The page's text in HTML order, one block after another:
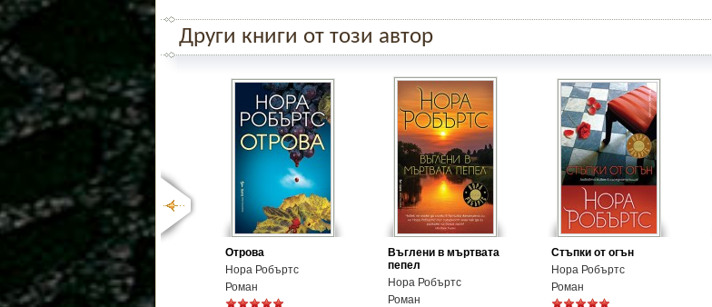
Други книги от този автор
Отрова
Нора Робъртс
Роман
Въглени в мъртвата
пепел
Нора Робъртс
Роман
Стъпки от огън
Нора Робъртс
Роман